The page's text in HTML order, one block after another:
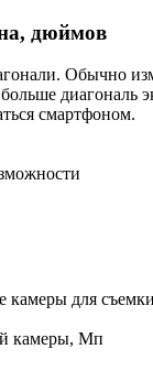
дюймов
Обычно
диагональ
смартфоном.
камеры для
камеры, Мп